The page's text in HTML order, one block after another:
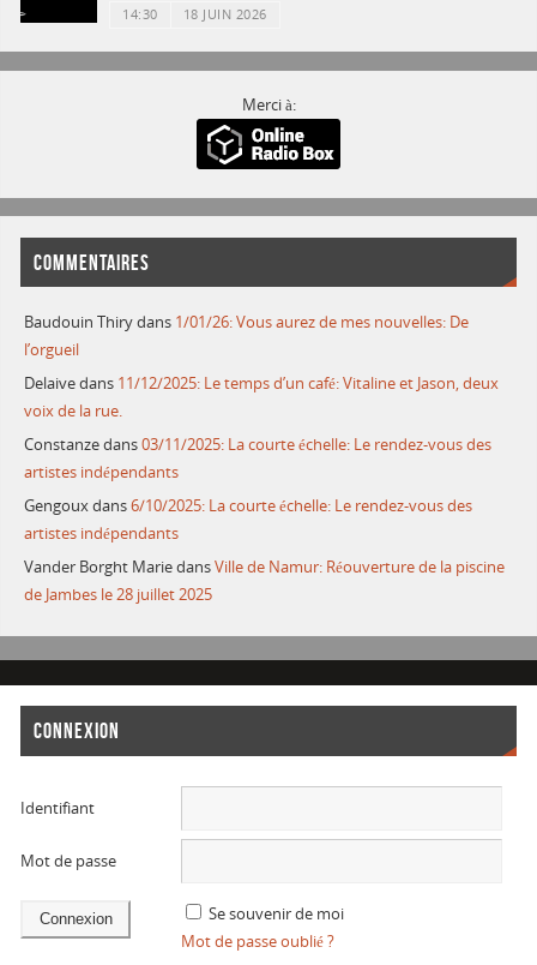
14:30 18 JUIN 2026
Merci à:
COMMENTAIRES
Baudouin Thirydans 1/01/26: Vous aurez de mes nouvelles: De
l’orgueil
Delaivedans 11/12/2025: Le temps d’un café: Vitaline et Jason, deux
voix de la rue.
Constanzedans03/11/2025: La courte échelle: Le rendez-vous des
artistes indépendants
Gengouxdans6/10/2025: La courte échelle: Le rendez-vous des
artistes indépendants
Vander Borght MariedansVille de Namur: Réouverture de la piscine
de Jambes le 28 juillet 2025
CONNEXION
Identifiant
Mot de passe
Se souvenir de moi
Mot de passe oublié ?